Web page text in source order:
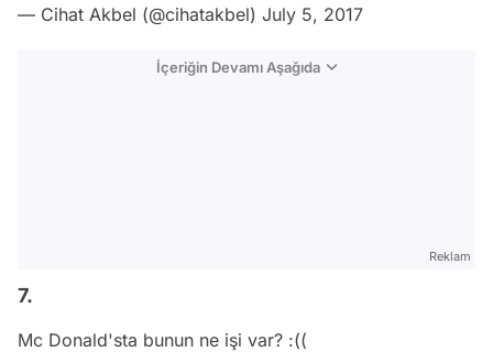
— Cihat Akbel (@cihatakbel) July 5, 2017
İçeriğin Devamı Aşağıda
Reklam
7.
Mc Donald'sta bunun ne işi var? :((